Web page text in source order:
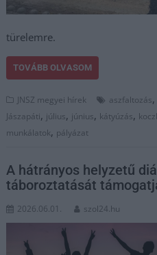
türelemre.
TOVÁBB OLVASOM
JNSZ megyei hírek aszfaltozás,
Jászapáti, július, június, kátyúzás,
munkálatok, pályázat
A hátrányos helyzetű
táboroztatását
2026.06.01. szol24.hu